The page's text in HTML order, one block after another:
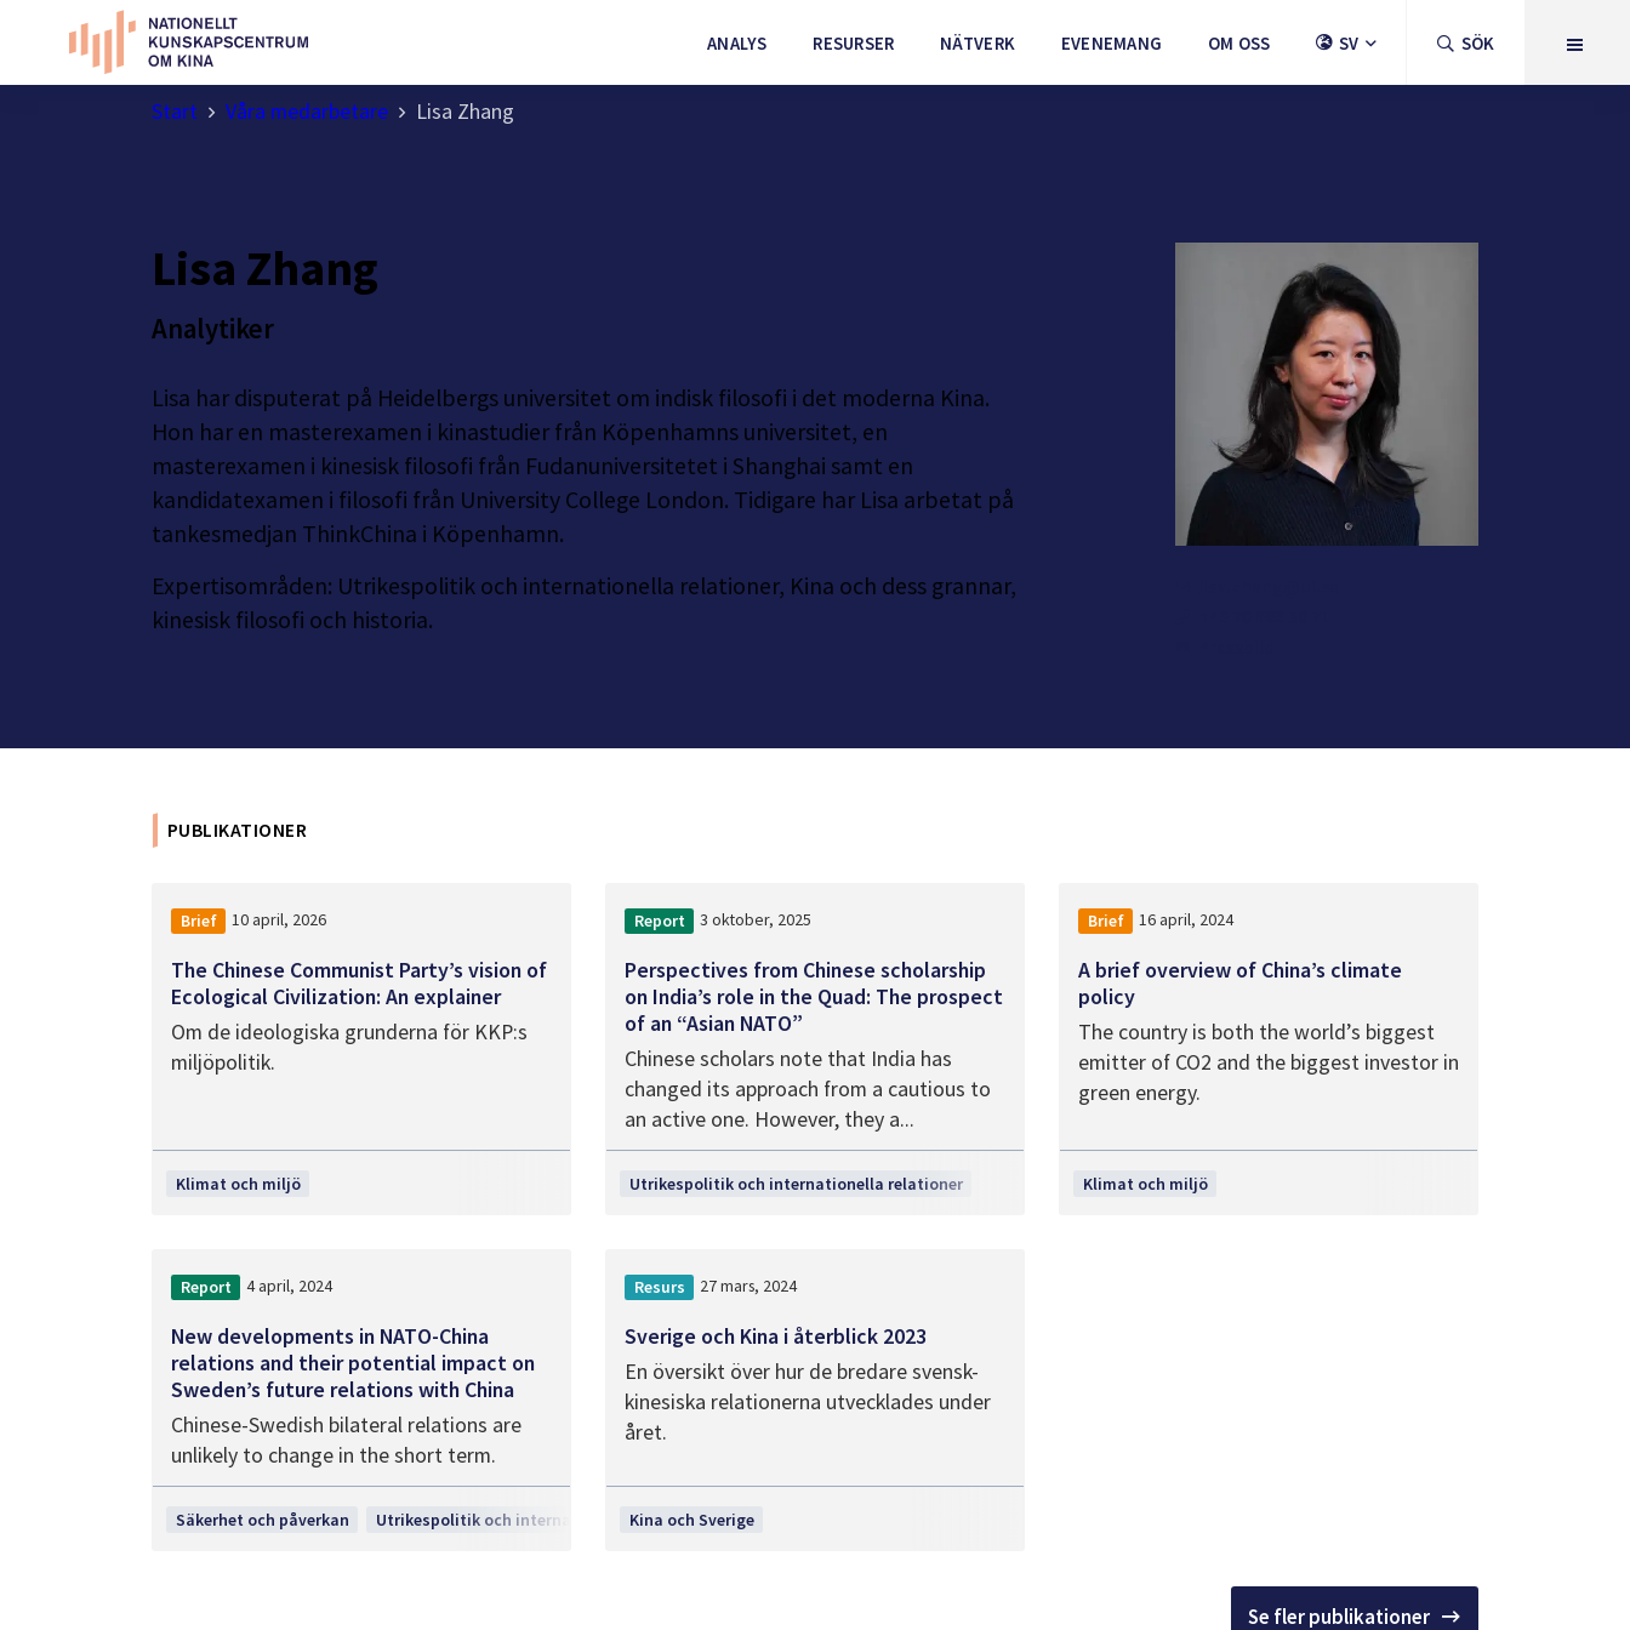
ANALYS RESURSER NÄTVERK EVENEMANG OM OSS SV SÖK
Start Våra medarbetare Lisa Zhang
Lisa Zhang
Analytiker
Lisa har disputerat på Heidelbergs universitet om indisk filosofi i det moderna Kina.
Hon har en masterexamen i kinastudier från Köpenhamns universitet, en
masterexamen i kinesisk filosofi från Fudanuniversitetet i Shanghai samt en
kandidatexamen i filosofi från University College London. Tidigare har Lisa arbetat på
tankesmedjan ThinkChina i Köpenhamn.
Expertisområden: Utrikespolitik och internationella relationer, Kina och dess grannar,
kinesisk filosofi och historia.
PUBLIKATIONER
Brief
Klimat och miljö
10 april, 2026
The Chinese Communist Party’s vision of
Ecological Civilization: An explainer
Om de ideologiska grunderna för KKP:s
miljöpolitik.
Report
Utrikespolitik och internationella relationer
3 oktober, 2025
Perspectives from Chinese scholarship
on India’s role in the Quad: The prospect
of an “Asian NATO”
Chinese scholars note that India has
changed its approach from a cautious to
an active one. However, they a...
Brief
Klimat och miljö
16 april, 2024
A brief overview of China’s climate
policy
The country is both the world’s biggest
emitter of CO2 and the biggest investor in
green energy.
Report
Säkerhet och påverkan Utrikespolitik och internationella relationer
4 april, 2024
New developments in NATO-China
relations and their potential impact on
Sweden’s future relations with China
Chinese-Swedish bilateral relations are
unlikely to change in the short term.
Resurs
Kina och Sverige
27 mars, 2024
Sverige och Kina i återblick 2023
En översikt över hur de bredare svensk-
kinesiska relationerna utvecklades under
året.
Se fler publikationer